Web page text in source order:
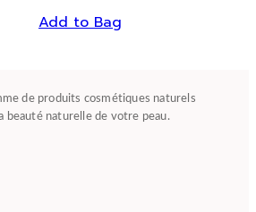
Add to Bag
de produits cosmétiques naturels
beauté naturelle de votre peau.